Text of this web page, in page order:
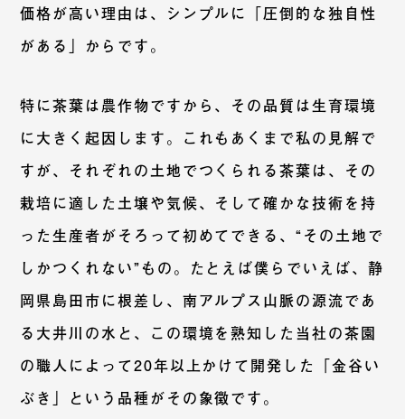
価格が高い理由は、シンプルに「圧倒的な独自性
がある」からです。
特に茶葉は農作物ですから、その品質は生育環境
に大きく起因します。これもあくまで私の見解で
すが、それぞれの土地でつくられる茶葉は、その
栽培に適した土壌や気候、そして確かな技術を持
った生産者がそろって初めてできる、“その土地で
しかつくれない”もの。たとえば僕らでいえば、静
岡県島田市に根差し、南アルプス山脈の源流であ
る大井川の水と、この環境を熟知した当社の茶園
の職人によって20年以上かけて開発した「金谷い
ぶき」という品種がその象徴です。